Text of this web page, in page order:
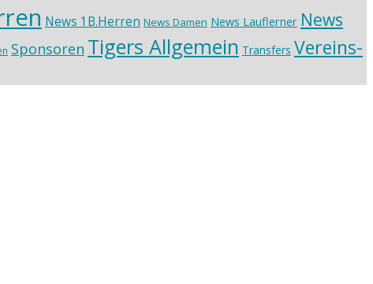
News 1B.Herren News Damen News Lauflerner News
Sponsoren Tigers Allgemein Transfers Vereins-